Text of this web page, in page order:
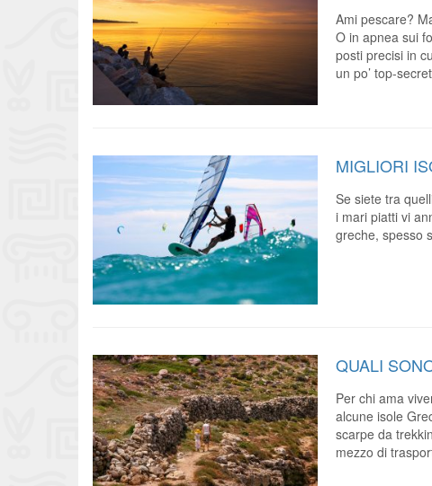
Ami pescare?
O in apnea sui
posti precisi in
un po’ top-
MIGLIORI
Se siete tra
i mari piatti vi
greche, spesso
QUALI
Per chi ama
alcune isole
scarpe da
mezzo di